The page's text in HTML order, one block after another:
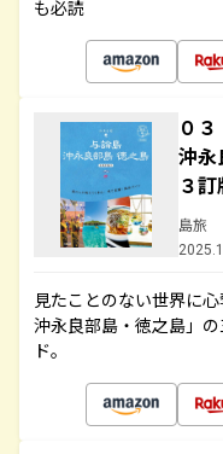
も必読
０
沖
３
島旅
見たことのない世界に
沖永良部島・徳之島」
ド。